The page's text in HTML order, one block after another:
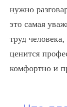
нужно
это самая
труд
ценится
комфортно и